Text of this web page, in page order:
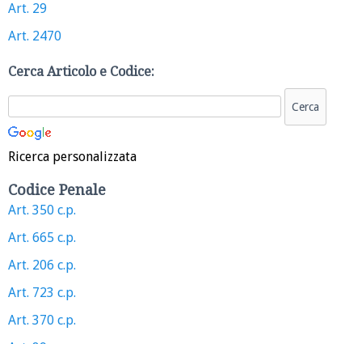
Art. 29
Art. 2470
Cerca Articolo e Codice:
Ricerca personalizzata
Codice Penale
Art. 350 c.p.
Art. 665 c.p.
Art. 206 c.p.
Art. 723 c.p.
Art. 370 c.p.